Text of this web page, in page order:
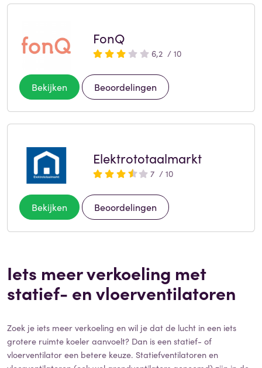
FonQ
6,2 / 10
Bekijken Beoordelingen
Elektrototaalmarkt
7 / 10
Bekijken Beoordelingen
Iets meer verkoeling met
statief- en vloerventilatoren
Zoek je iets meer verkoeling en wil je dat de lucht in een iets
grotere ruimte koeler aanvoelt? Dan is een statief- of
vloerventilator een betere keuze. Statiefventilatoren en